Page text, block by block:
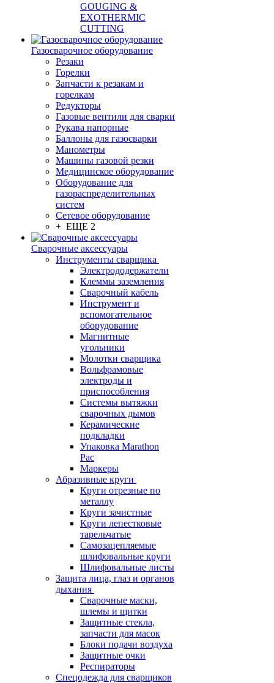
GOUGING &
EXOTHERMIC
CUTTING
Газосварочное оборудование
Резаки
Горелки
Запчасти к резакам и
горелкам
Редукторы
Газовые вентили для сварки
Рукава напорные
Баллоны для газосварки
Манометры
Машины газовой резки
Медицинское оборудование
Оборудование для
газораспределительных
систем
Сетевое оборудование
+ ЕЩЕ 2
Сварочные аксессуары
Инструменты сварщика
Электрододержатели
Клеммы заземления
Сварочный кабель
Инструмент и
вспомогательное
оборудование
Магнитные
угольники
Молотки сварщика
Вольфрамовые
электроды и
приспособления
Системы вытяжки
сварочных дымов
Керамические
подкладки
Упаковка Marathon
Pac
Маркеры
Абразивные круги
Круги отрезные по
металлу
Круги зачистные
Круги лепестковые
тарельчатые
Самозацепляемые
шлифовальные круги
Шлифовальные листы
Защита лица, глаз и органов
дыхания
Сварочные маски,
шлемы и щитки
Защитные стекла,
запчасти для масок
Блоки подачи воздуха
Защитные очки
Респираторы
Спецодежда для сварщиков